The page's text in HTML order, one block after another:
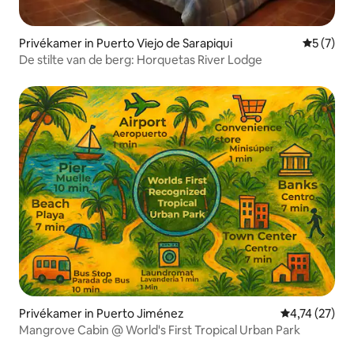
Privékamer in Puerto Viejo de Sarapiqui
5 (7)
De stilte van de berg: Horquetas River Lodge
Privékamer in Puerto Jiménez Gemiddelde
4,74 (27)
Mangrove Cabin @ World's First Tropical Urban Park